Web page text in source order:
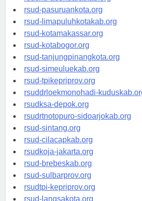
rsucnd-acehbaratkab.org
rsud-pasuruankota.org
rsud-limapuluhkotakab.org
rsud-kotamakassar.org
rsud-kotabogor.org
rsud-tanjungpinangkota.org
rsud-simeuluekab.org
rsud-tpikepriprov.org
rsuddrloekmonohadi-kuduskab.org
rsudksa-depok.org
rsudrtnotopuro-sidoarjokab.org
rsud-sintang.org
rsud-cilacapkab.org
rsudkoja-jakarta.org
rsud-brebeskab.org
rsud-sulbarprov.org
rsudtpi-kepriprov.org